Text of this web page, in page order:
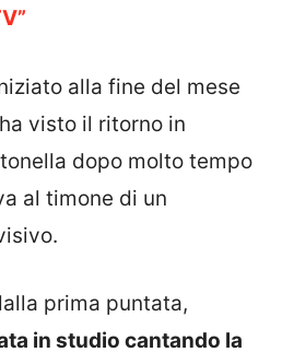
alla fine del mese
visto il ritorno in
dopo molto tempo
al timone di un
prima puntata,
in studio cantando la